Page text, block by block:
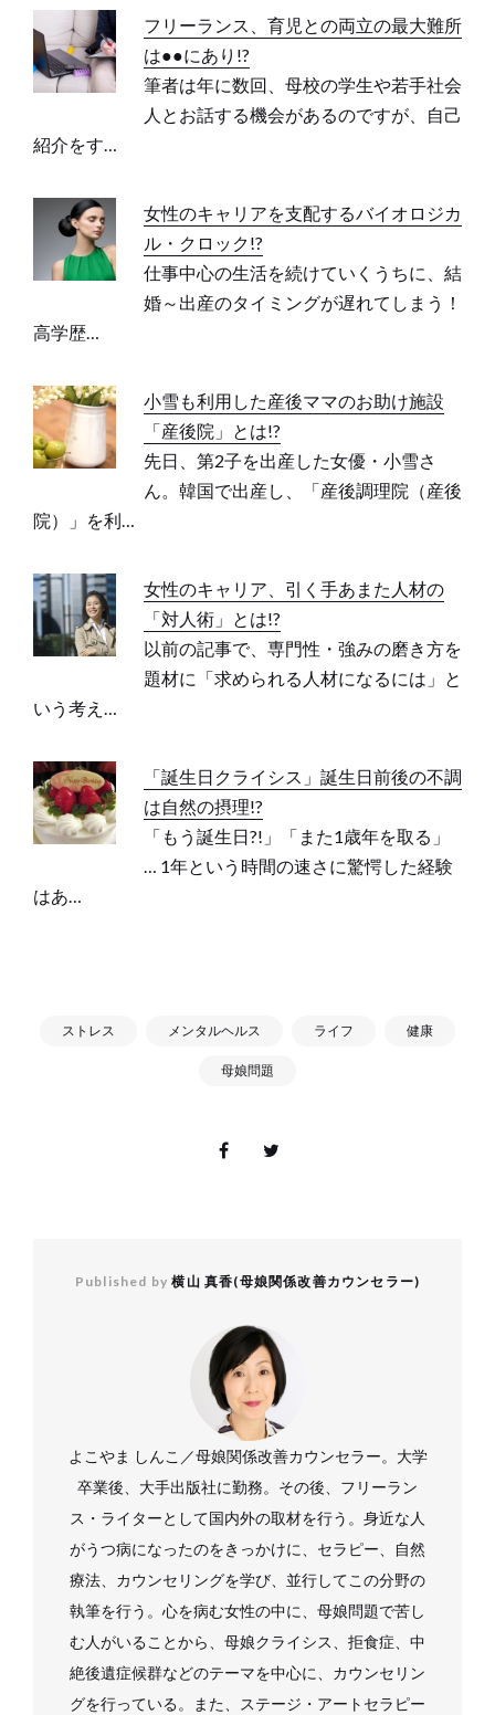
フリーランス、育児との両立の最大難所
は●●にあり!?
筆者は年に数回、母校の学生や若手社会
人とお話する機会があるのですが、自己
紹介をす…
女性のキャリアを支配するバイオロジカ
ル・クロック!?
仕事中心の生活を続けていくうちに、結
婚～出産のタイミングが遅れてしまう！
高学歴…
小雪も利用した産後ママのお助け施設
「産後院」とは!?
先日、第2子を出産した女優・小雪さ
ん。韓国で出産し、「産後調理院（産後
院）」を利…
女性のキャリア、引く手あまた人材の
「対人術」とは!?
以前の記事で、専門性・強みの磨き方を
題材に「求められる人材になるには」と
いう考え…
「誕生日クライシス」誕生日前後の不調
は自然の摂理!?
「もう誕生日?!」「また1歳年を取る」
… 1年という時間の速さに驚愕した経験
はあ…
ストレス メンタルヘルス ライフ 健康
母娘問題
Published by 横山 真香(母娘関係改善カウンセラー)
よこやま しんこ／母娘関係改善カウンセラー。大学
卒業後、大手出版社に勤務。その後、フリーラン
ス・ライターとして国内外の取材を行う。身近な人
がうつ病になったのをきっかけに、セラピー、自然
療法、カウンセリングを学び、並行してこの分野の
執筆を行う。心を病む女性の中に、母娘問題で苦し
む人がいることから、母娘クライシス、拒食症、中
絶後遺症候群などのテーマを中心に、カウンセリン
グを行っている。また、ステージ・アートセラピー